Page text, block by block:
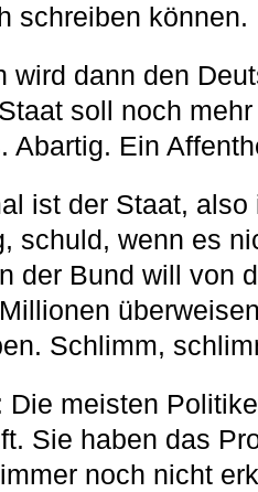
schreiben können.
wird dann den
soll noch
Abartig. Ein
ist der Staat,
schuld, wenn es
der Bund will von
Schlimm,
Die meisten
Sie haben das
noch nicht